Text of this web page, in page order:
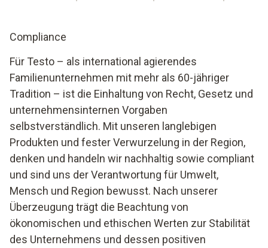
Compliance
Für Testo – als international agierendes
Familienunternehmen mit mehr als 60-jähriger
Tradition – ist die Einhaltung von Recht, Gesetz und
unternehmensinternen Vorgaben
selbstverständlich. Mit unseren langlebigen
Produkten und fester Verwurzelung in der Region,
denken und handeln wir nachhaltig sowie compliant
und sind uns der Verantwortung für Umwelt,
Mensch und Region bewusst. Nach unserer
Überzeugung trägt die Beachtung von
ökonomischen und ethischen Werten zur Stabilität
des Unternehmens und dessen positiven